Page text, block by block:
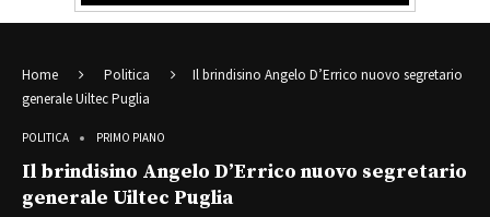
Home Politica
Il brindisino Angelo D’Errico nuovo segretario
generale Uiltec Puglia
POLITICA PRIMO PIANO
Il brindisino Angelo D’Errico nuovo segretario
generale Uiltec Puglia